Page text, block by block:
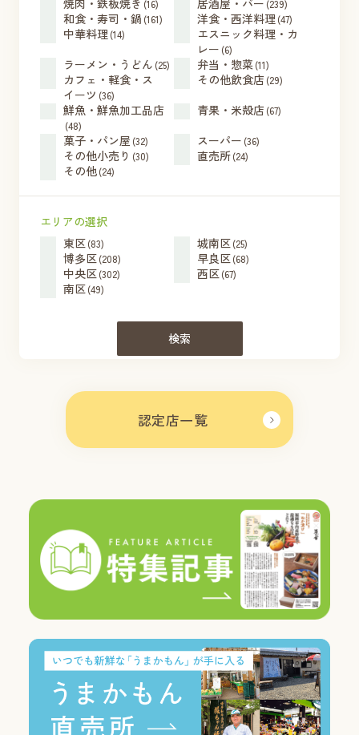
認定店一覧
焼肉・鉄板焼き (16) 居酒屋・バー (239)
和食・寿司・鍋 (161) 洋食・西洋料理 (47)
中華料理 (14)
エスニック料理・カ
レー (6)
ラーメン・うどん (25) 弁当・惣菜(11)
カフェ・軽食・ス
イーツ (36)
その他飲食店(29)
鮮魚・鮮魚加工品店
(48)
青果・米殻店(67)
菓子・パン屋 (32) スーパー (36)
その他小売り (30) 直売所(24)
その他(24)
エリアの選択
東区(83) 城南区(25)
博多区(208) 早良区(68)
中央区(302) 西区(67)
南区(49)
検索